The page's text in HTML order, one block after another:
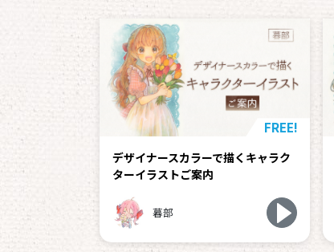
FREE!
デザイナースカラーで描くキャラク
ターイラストご案内
暮部